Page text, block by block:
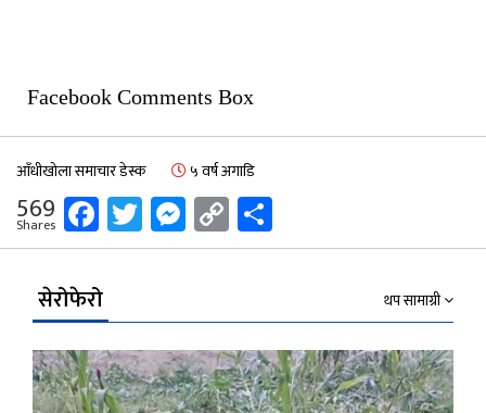
Facebook Comments Box
आँधीखोला समाचार डेस्क ५ वर्ष अगाडि
569
Shares Facebook
Twitter
Messenger
Copy
Link
सेरोफेरो थप सामाग्री